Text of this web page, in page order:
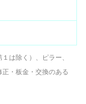
は除く）、ピラー、
・板金・交換のある